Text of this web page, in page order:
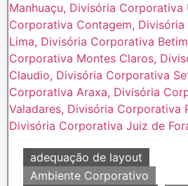
adequação de layout
Ambiente Corporativo